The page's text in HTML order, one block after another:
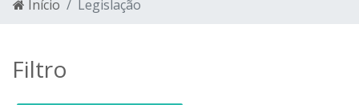
Início Legislação
Filtro